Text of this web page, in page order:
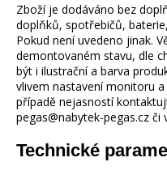
Zboží je dodáváno bez
doplňků, spotřebičů,
Pokud není uvedeno jinak.
demontovaném stavu, dle
být i ilustrační a barva
vlivem nastavení monitoru
případě nejasností
pegas@nabytek-pegas.cz či
Technické